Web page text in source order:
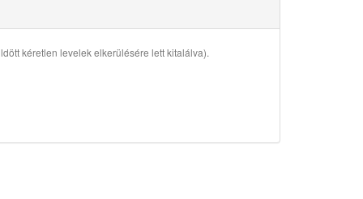
kéretlen levelek elkerülésére lett kitalálva).